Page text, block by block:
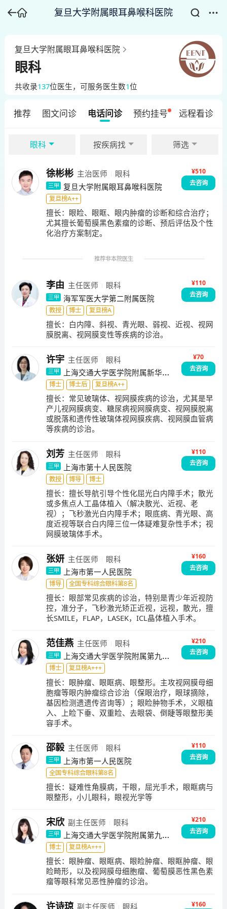
复旦大学附属眼耳鼻喉科医院
复旦大学附属眼耳鼻喉科医院
眼科
共收录137位医生，可服务医生数1位
推荐 图文问诊 电话问诊 预约挂号 远程看诊
眼科 按疾病找 筛选
徐彬彬 主治医师 眼科
三甲 复旦大学附属眼耳鼻喉科医院
¥510
去咨询
复旦榜A++
擅长： 眼睑、眼眶、眼内肿瘤的诊断和综合治疗；
尤其擅长葡萄膜黑色素瘤的诊断、预后评估及个性
化治疗方案制定。
推荐非本院医生
李由 主任医师 眼科
三甲 海军军医大学第二附属医院
¥110
去咨询
教授
博士 复旦榜A
擅长： 白内障、斜视、青光眼、弱视、近视、视网
膜脱离、视网膜变性等疾病的诊治。
许宇 主任医师 眼科
三甲
上海交通大学医学院附属新华医
院
¥70
去咨询
博士
博士后 复旦榜A++
擅长： 常见玻璃体、视网膜疾病的诊治，尤其是早
产儿视网膜病变、糖尿病视网膜病变、视网膜脱离
或脱落和遗传性玻璃体视网膜疾病、视网膜血管病
等疾病的诊治。
刘芳 主任医师 眼科
三甲 上海市第十人民医院
¥110
去咨询
教授
博导 博士
擅长：擅长导航引导个性化屈光白内障手术；散光
或多焦点人工晶体植入（解决散光、近视、老
视）；飞秒激光白内障手术；眼底病、青光眼、高
度近视等联合白内障三位一体疑难复杂性手术；视
网膜玻璃体手术。
张妍 主任医师 眼科
三甲 上海市第一人民医院
¥160
去咨询
博导
全国专科综合眼科第8名
擅长： 眼部常见疾病的诊治，特别是青少年近视防
控，准分子，飞秒激光矫正近视，远视，散光，擅
长SMILE，FLAP，LASEK，ICL晶体植入手术。
范佳燕 主任医师 眼科
三甲
上海交通大学医学院附属第九人
民医院
¥210
去咨询
博士
复旦榜A+++
擅长： 眼肿瘤、眼眶病、眼整形。主攻视网膜母细
胞瘤等眼内肿瘤综合诊治（保眼治疗，眼球摘除，
基因检测遗遗传咨询等）；眼睑肿物手术，义眼植
入、上睑下垂、双重睑、去眼袋、倒睫等眼整形美
容手术。
邵毅 主任医师 眼科
三甲 上海市第一人民医院
¥110
去咨询
全国专科综合眼科第8名
擅长：疑难性角膜病，干眼，屈光手术，眼眶病与
眼整形，小儿眼科，眼视光学等
宋欣 副主任医师 眼科
三甲
上海交通大学医学院附属第九人
民医院
¥210
去咨询
博士
复旦榜A+++
擅长： 眼肿瘤、眼眶病、眼睑肿瘤、眼眶肿瘤、眼
睑畸形，以及视网膜母细胞瘤、葡萄膜恶性黑色素
瘤等眼科常见恶性肿瘤的诊治。
许诗琼 副主任医师 眼科 ¥160